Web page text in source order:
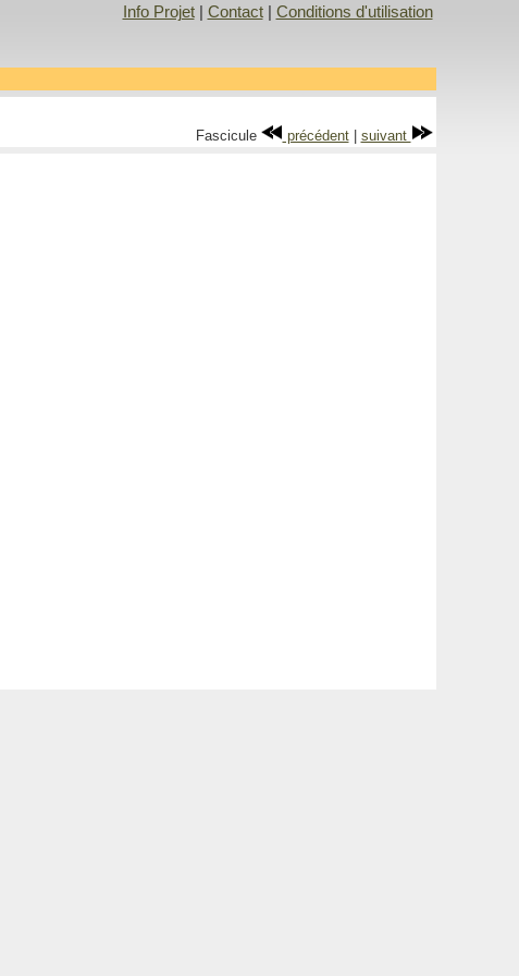
Info Projet| Contact| Conditions d'utilisation
Fascicule précédent| suivant